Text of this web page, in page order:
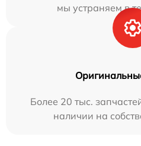
мы устраняем в
Более 20 тыс.
наличии на